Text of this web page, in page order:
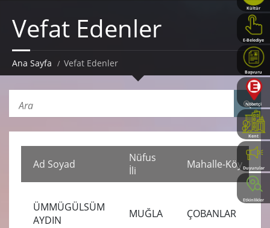
Kültür
Haritası
E-Belediye
Başvuru
Rehberi
Nöbetçi
Eczaneler
Kent
Rehberi
Duyurular
Etkinlikler
Vefat Edenler
Ana Sayfa Vefat Edenler
Ad Soyad
Nüfus
İli
Mahalle-Köy
ÜMMÜGÜLSÜM
AYDIN
MUĞLA ÇOBANLAR